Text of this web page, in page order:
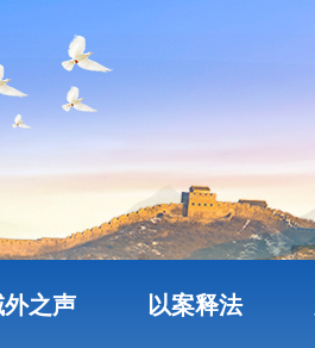
外之声 以案释法